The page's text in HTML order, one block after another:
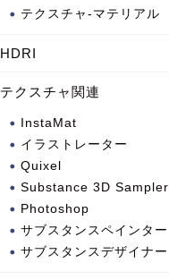
テクスチャ-マテリアル
HDRI
テクスチャ関連
InstaMat
イラストレーター
Quixel
Substance 3D Sampler
Photoshop
サブスタンスペインター
サブスタンスデザイナー